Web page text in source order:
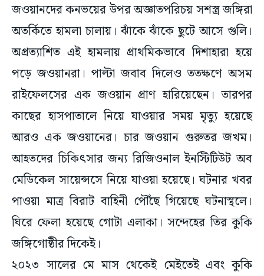
জওয়ানদের কনভয়ের উপর অজ্ঞাতপরিচয় সশস্ত্র জঙ্গিরা
অতর্কিতে হামলা চালায়। ঝাঁকে ঝাঁকে ছুটে আসে গুলি।
অপ্রত্যাশিত এই হামলায় প্রাথমিকভাবে দিশাহারা হয়ে
পড়ে জওয়ানরা। পাল্টা জবাব দিলেও ততক্ষণে অসম
রাইফেলসের এক জওয়ান প্রাণ হারিয়েছেন। তারপর
কাছের হাসপাতালে নিয়ে যাওয়ার সময় মৃত্যু হয়েছে
আরও এক জওয়ানের। চার জওয়ান গুরুতর জখম।
আহতদের চিকিৎসার জন্য রিজিওনাল ইনস্টিটিউট অব
মেডিকেল সায়েন্সসে নিয়ে যাওয়া হয়েছে। ঘটনার খবর
পাওয়া মাত্র বিরাট বাহিনী পৌঁছে গিয়েছে ঘটনাস্থলে।
ঘিরে ফেলা হয়েছে গোটা এলাকা। সন্দেহের তির কুকি
জঙ্গিগোষ্ঠীর দিকেই।
২০২৩ সালের মে মাস থেকেই মেইতেই এবং কুকি